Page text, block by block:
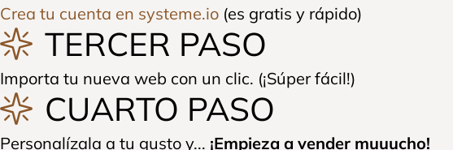
Crea tu cuenta en systeme.io (es gratis y rápido)
TERCER PASO
Importa tu nueva web con un clic. (¡Súper fácil!)
CUARTO PASO
Personalízala a tu gusto y... ¡Empieza a vender muuucho!